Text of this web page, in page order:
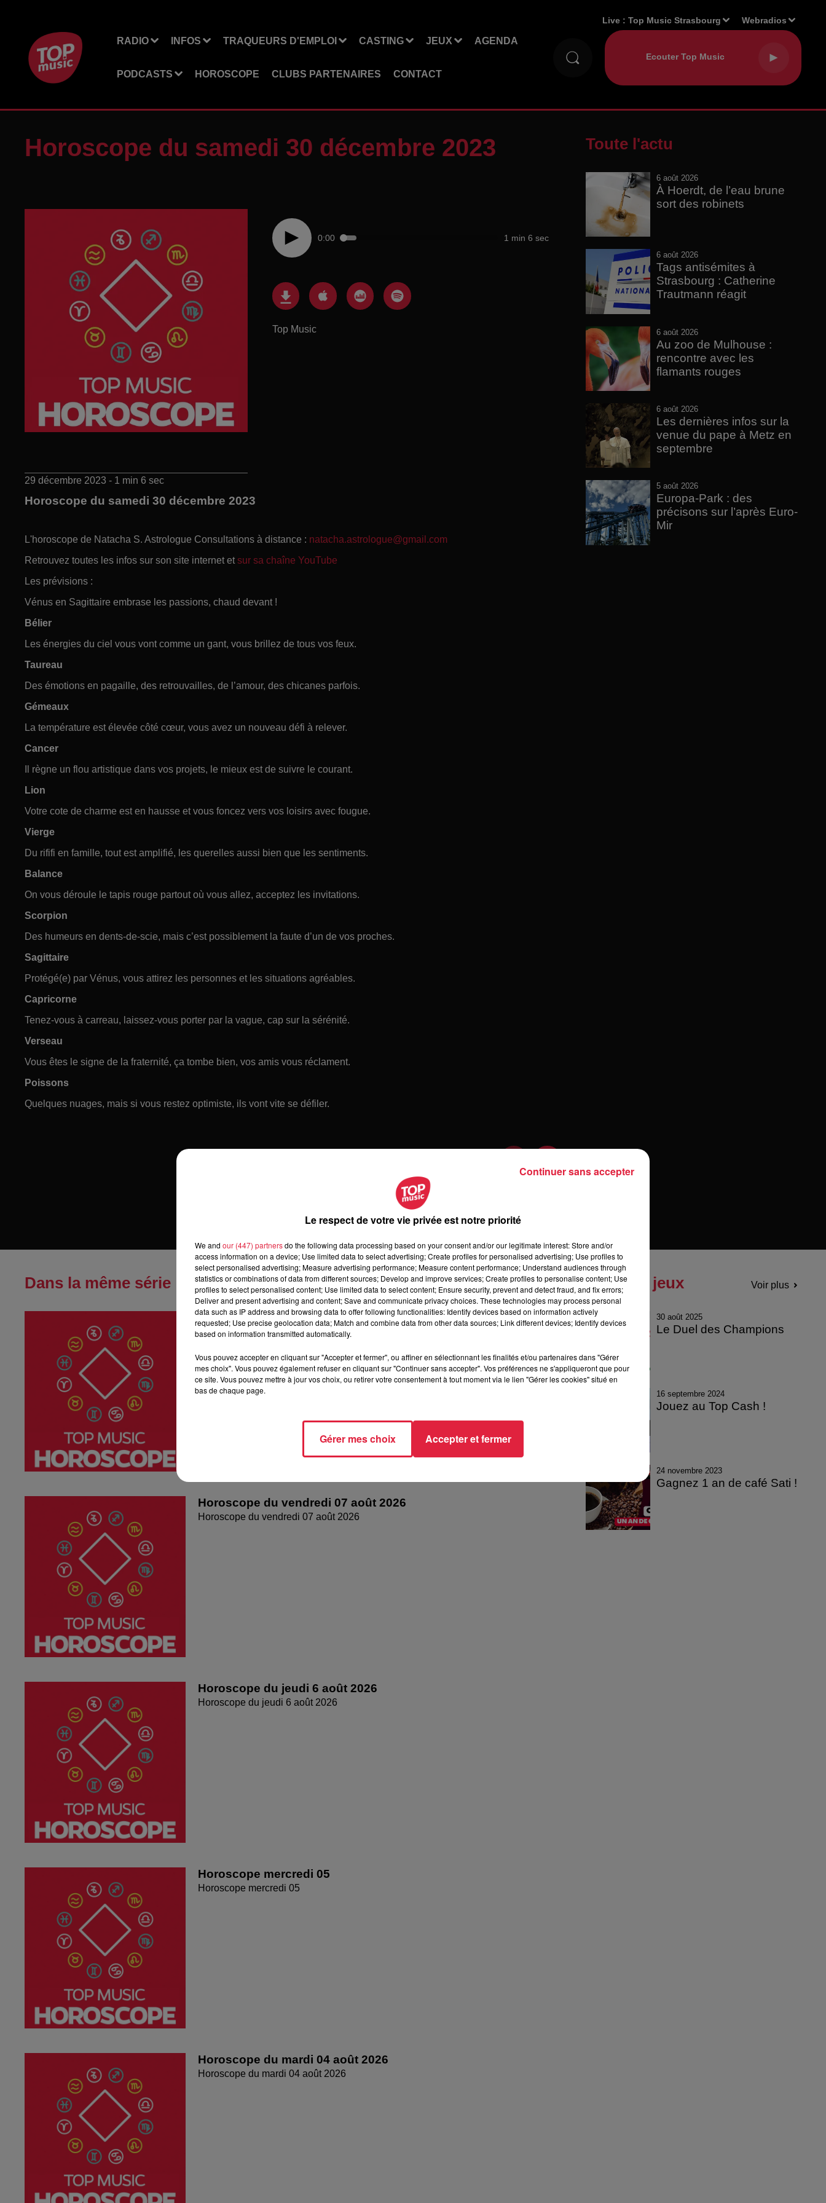
RADIO INFOS TRAQUEURS D'EMPLOI CASTING JEUX AGENDA
PODCASTS HOROSCOPE CLUBS PARTENAIRES CONTACT
Live :Top Music Strasbourg Webradios
Horoscope du samedi 30 décembre 2023
0:00 1 min 6 sec
Top Music
29 décembre 2023 - 1 min 6 sec
Horoscope du samedi 30 décembre 2023
L'horoscope de Natacha S. Astrologue Consultations à distance : natacha.astrologue@gmail.com
Retrouvez toutes les infos sur son site internet et sur sa chaîne YouTube
Les prévisions :
Vénus en Sagittaire embrase les passions, chaud devant !
Bélier
Les énergies du ciel vous vont comme un gant, vous brillez de tous vos feux.
Taureau
Des émotions en pagaille, des retrouvailles, de l’amour, des chicanes parfois.
Gémeaux
La température est élevée côté cœur, vous avez un nouveau défi à relever.
Cancer
Il règne un flou artistique dans vos projets, le mieux est de suivre le courant.
Lion
Votre cote de charme est en hausse et vous foncez vers vos loisirs avec fougue.
Vierge
Du rififi en famille, tout est amplifié, les querelles aussi bien que les sentiments.
Balance
On vous déroule le tapis rouge partout où vous allez, acceptez les invitations.
Scorpion
Des humeurs en dents-de-scie, mais c’est possiblement la faute d’un de vos proches.
Sagittaire
Protégé(e) par Vénus, vous attirez les personnes et les situations agréables.
Capricorne
Tenez-vous à carreau, laissez-vous porter par la vague, cap sur la sérénité.
Verseau
Vous êtes le signe de la fraternité, ça tombe bien, vos amis vous réclament.
Poissons
Quelques nuages, mais si vous restez optimiste, ils vont vite se défiler.
Toute l'actu
6 août 2026
À Hoerdt, de l’eau brune
sort des robinets
6 août 2026
Tags antisémites à
Strasbourg : Catherine
Trautmann réagit
6 août 2026
Au zoo de Mulhouse :
rencontre avec les
flamants rouges
6 août 2026
Les dernières infos sur la
venue du pape à Metz en
septembre
5 août 2026
Europa-Park : des
précisons sur l’après Euro-
Mir
Dans la même série
Horoscope du samedi 08 août 2026
Horoscope du samedi 08 août 2026
Horoscope du vendredi 07 août 2026
Horoscope du vendredi 07 août 2026
Horoscope du jeudi 6 août 2026
Horoscope du jeudi 6 août 2026
Horoscope mercredi 05
Horoscope mercredi 05
Horoscope du mardi 04 août 2026
Horoscope du mardi 04 août 2026
Tous les jeux Voir plus
30 août 2025
Le Duel des Champions
16 septembre 2024
Jouez au Top Cash !
24 novembre 2023
Gagnez 1 an de café Sati !
Le respect de votre vie privée est notre priorité
We and our (447) partnersdo the following data processing based on your consent and/or our legitimate interest: Store and/or
access information on a device; Use limited data to select advertising; Create profiles for personalised advertising; Use profiles to
select personalised advertising; Measure advertising performance; Measure content performance; Understand audiences through
statistics or combinations of data from different sources; Develop and improve services; Create profiles to personalise content; Use
profiles to select personalised content; Use limited data to select content; Ensure security, prevent and detect fraud, and fix errors;
Deliver and present advertising and content; Save and communicate privacy choices. These technologies may process personal
data such as IP address and browsing data to offer following functionalities: Identify devices based on information actively
requested; Use precise geolocation data; Match and combine data from other data sources; Link different devices; Identify devices
based on information transmitted automatically.
Vous pouvez accepter en cliquant sur "Accepter et fermer", ou affiner en sélectionnant les finalités et/ou partenaires dans "Gérer
mes choix". Vous pouvez également refuser en cliquant sur "Continuer sans accepter". Vos préférences ne s'appliqueront que pour
ce site. Vous pouvez mettre à jour vos choix, ou retirer votre consentement à tout moment via le lien "Gérer les cookies" situé en
bas de chaque page.
Gérer mes choix Accepter et fermer
Continuer sans accepter